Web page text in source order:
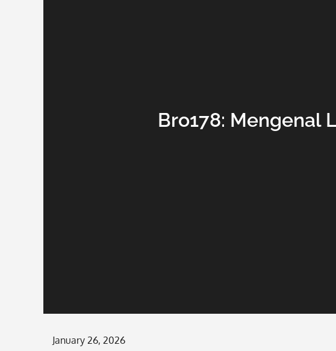
Bro178: Mengenal
Posted
January 26, 2026